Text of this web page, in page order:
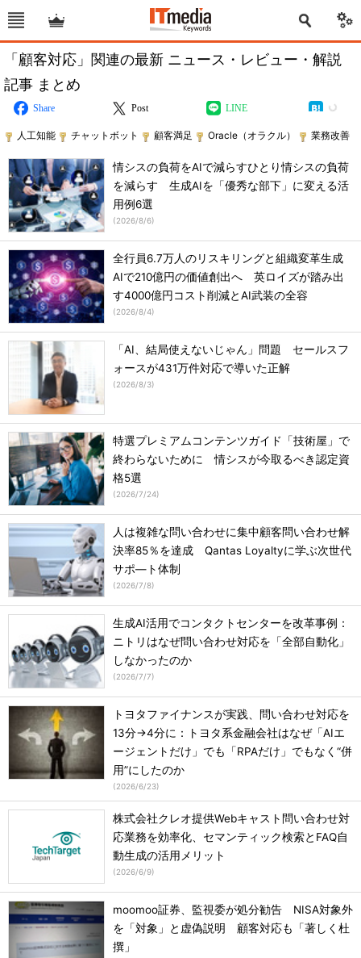
「顧客対応」関連の最新 ニュース・レビュー・解説
記事 まとめ
Share Post LINE
人工知能 チャットボット 顧客満足 Oracle（オラクル） 業務改善
情シスの負荷をAIで減らすひとり情シスの負荷
を減らす 生成AIを「優秀な部下」に変える活
用例6選
(2026/8/6)
全行員6.7万人のリスキリングと組織変革生成
AIで210億円の価値創出へ 英ロイズが踏み出
す4000億円コスト削減とAI武装の全容
(2026/8/4)
「AI、結局使えないじゃん」問題 セールスフ
ォースが431万件対応で導いた正解
(2026/8/3)
特選プレミアムコンテンツガイド「技術屋」で
終わらないために 情シスが今取るべき認定資
格5選
(2026/7/24)
人は複雑な問い合わせに集中顧客問い合わせ解
決率85％を達成 Qantas Loyaltyに学ぶ次世代
サポ―ト体制
(2026/7/8)
生成AI活用でコンタクトセンターを改革事例：
ニトリはなぜ問い合わせ対応を「全部自動化」
しなかったのか
(2026/7/7)
トヨタファイナンスが実践、問い合わせ対応を
13分→4分に：トヨタ系金融会社はなぜ「AIエ
ージェントだけ」でも「RPAだけ」でもなく“併
用”にしたのか
(2026/6/23)
株式会社クレオ提供Webキャスト問い合わせ対
応業務を効率化、セマンティック検索とFAQ自
動生成の活用メリット
(2026/6/9)
moomoo証券、監視委が処分勧告 NISA対象外
を「対象」と虚偽説明 顧客対応も「著しく杜
撰」